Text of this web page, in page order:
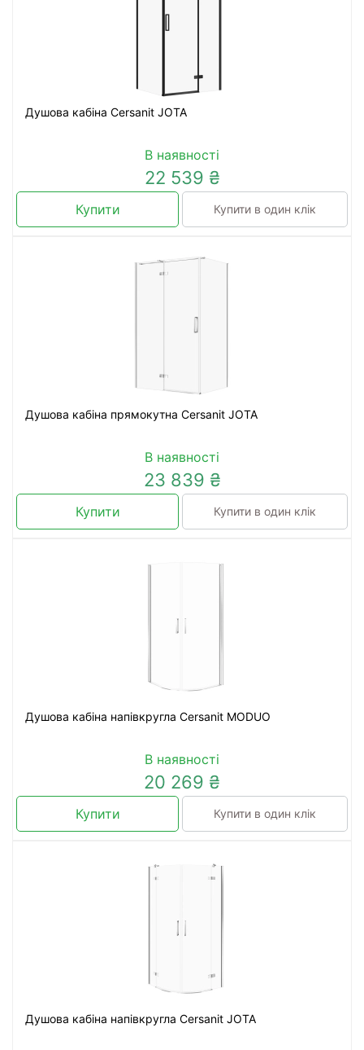
Душова кабіна Cersanit JOTA
В наявності
22 539 ₴
Купити Купити в один клік
Душова кабіна прямокутна Cersanit JOTA
В наявності
23 839 ₴
Купити Купити в один клік
Душова кабіна напівкругла Cersanit MODUO
В наявності
20 269 ₴
Купити Купити в один клік
Душова кабіна напівкругла Cersanit JOTA